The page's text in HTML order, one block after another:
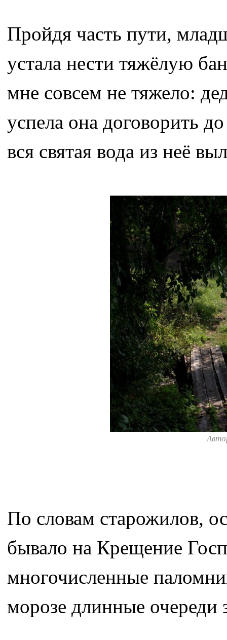
Пройдя часть пути,
устала нести тяжёлую
мне совсем не тяжело:
успела она договорить
вся святая вода из неё
По словам старожилов,
бывало на Крещение
многочисленные
морозе длинные очереди